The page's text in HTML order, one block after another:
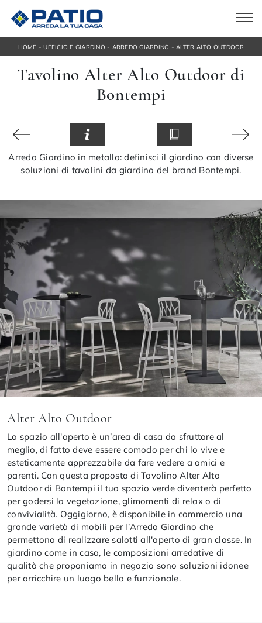
HOME -UFFICIO E GIARDINO - ARREDO GIARDINO - ALTER ALTO OUTDOOR
Tavolino Alter Alto Outdoor di
Bontempi
Arredo Giardino in metallo: definisci il giardino con diverse
soluzioni di tavolini da giardino del brand Bontempi.
Alter Alto Outdoor
Lo spazio all'aperto è un’area di casa da sfruttare al
meglio, di fatto deve essere comodo per chi lo vive e
esteticamente apprezzabile da fare vedere a amici e
parenti. Con questa proposta di Tavolino Alter Alto
Outdoor di Bontempi il tuo spazio verde diventerà perfetto
per godersi la vegetazione, glimomenti di relax o di
convivialità. Oggigiorno, è disponibile in commercio una
grande varietà di mobili per l’Arredo Giardino che
permettono di realizzare salotti all'aperto di gran classe. In
giardino come in casa, le composizioni arredative di
qualità che proponiamo in negozio sono soluzioni idonee
per arricchire un luogo bello e funzionale.